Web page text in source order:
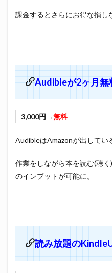
課金するとさらにお得な損
Audibleが2ヶ月無
3,000円→無料
AudibleはAmazonが出してい
作業をしながら本を読む(聴
のインプットが可能に。
読み放題の